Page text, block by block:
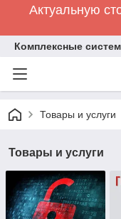
Актуальную
Комплексные
Товары и услуги
Товары и услуги